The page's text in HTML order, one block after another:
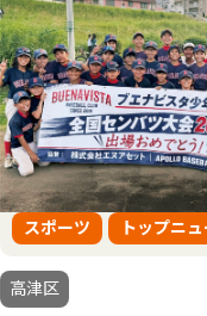
スポーツ トップニ
高津区